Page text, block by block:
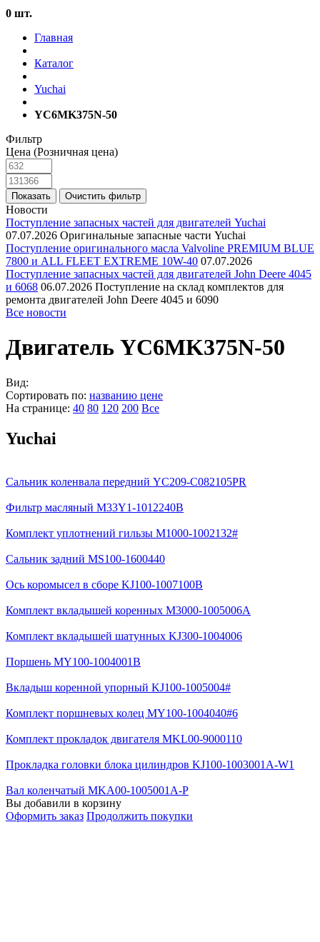
0 шт.
Главная
Каталог
Yuchai
YC6MK375N-50
Фильтр
Цена (Розничная цена)
Новости
Поступление запасных частей для двигателей Yuchai
07.07.2026 Оригинальные запасные части Yuchai
Поступление оригинального масла Valvoline PREMIUM BLUE
7800 и ALL FLEET EXTREME 10W-40 07.07.2026
Поступление запасных частей для двигателей John Deere 4045
и 6068 06.07.2026 Поступление на склад комплектов для
ремонта двигателей John Deere 4045 и 6090
Все новости
Двигатель YC6MK375N-50
Вид:
Сортировать по: названию цене
На странице: 40 80 120 200 Все
Yuchai
Сальник коленвала передний YC209-C082105PR
Фильтр масляный M33Y1-1012240B
Комплект уплотнений гильзы M1000-1002132#
Сальник задний MS100-1600440
Ось коромысел в сборе KJ100-1007100B
Комплект вкладышей коренных M3000-1005006A
Комплект вкладышей шатунных KJ300-1004006
Поршень MY100-1004001B
Вкладыш коренной упорный KJ100-1005004#
Комплект поршневых колец MY100-1004040#6
Комплект прокладок двигателя MKL00-9000110
Прокладка головки блока цилиндров KJ100-1003001A-W1
Вал коленчатый MKA00-1005001A-P
Вы добавили в корзину
Оформить заказ Продолжить покупки